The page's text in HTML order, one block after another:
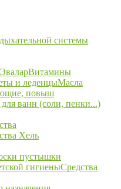
системы
Витамины
и леденцыМасла
повыш
для ванн (соли, пенки...)
Хель
пустышки
гигиеныСредства